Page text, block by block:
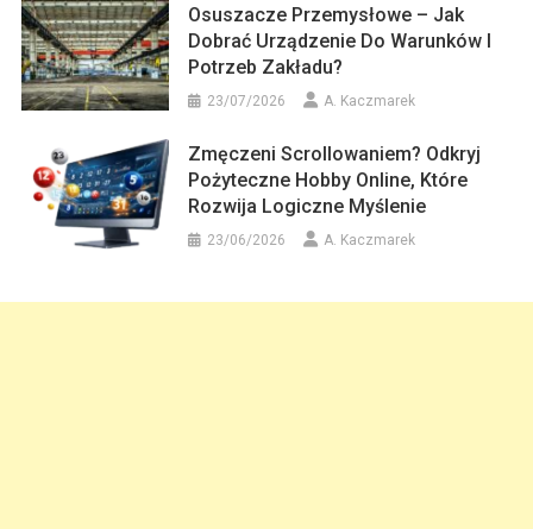
Osuszacze Przemysłowe – Jak
Dobrać Urządzenie Do Warunków I
Potrzeb Zakładu?
23/07/2026 A. Kaczmarek
Zmęczeni Scrollowaniem? Odkryj
Pożyteczne Hobby Online, Które
Rozwija Logiczne Myślenie
23/06/2026 A. Kaczmarek